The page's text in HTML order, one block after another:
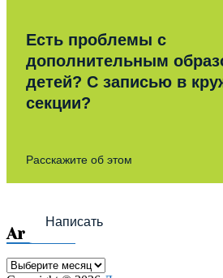
Есть проблемы с
дополнительным
детей? С записью в
секции?
Расскажите об этом
Написать
Archives
Archives